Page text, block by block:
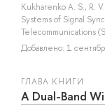
Kukharenko A. S., R.
Systems of Signal
Telecommunications
Добавлено: 1
ГЛАВА КНИГИ
A Dual-Band